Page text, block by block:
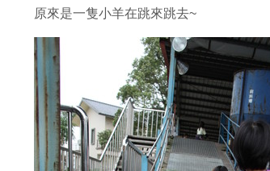
原來是一隻小羊在跳來跳去~